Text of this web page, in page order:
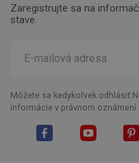
Zaregistrujte sa na
stave.
Môžete sa kedykoľvek
informácie v právnom oznámení.